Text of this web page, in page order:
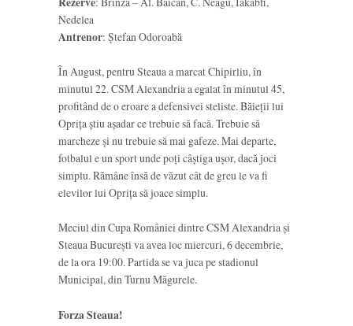
Nedelea
Antrenor: Ștefan Odoroabă
În August, pentru Steaua a marcat Chipirliu, în
minutul 22. CSM Alexandria a egalat în minutul 45,
profitând de o eroare a defensivei steliste. Băieții lui
Oprița știu așadar ce trebuie să facă. Trebuie să
marcheze și nu trebuie să mai gafeze. Mai departe,
fotbalul e un sport unde poți câștiga ușor, dacă joci
simplu. Rămâne însă de văzut cât de greu le va fi
elevilor lui Oprița să joace simplu.
Meciul din Cupa României dintre CSM Alexandria și
Steaua București va avea loc miercuri, 6 decembrie,
de la ora 19:00. Partida se va juca pe stadionul
Municipal, din Turnu Măgurele.
Forza Steaua!